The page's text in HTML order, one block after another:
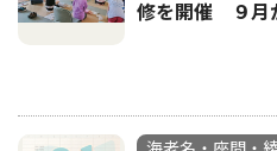
修を開催 ９月